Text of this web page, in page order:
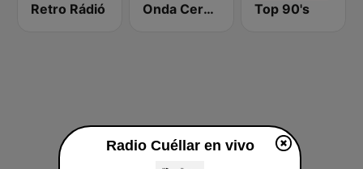
Retro Rádió Onda Cero Salamanca Top 90's
Radio Cuéllar en vivo